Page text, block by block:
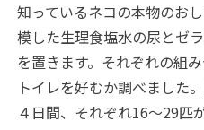
知っているネコの本物のお
模した生理食塩水の尿とゼ
を置きます。それぞれの組
トイレを好むか調べました
４日間、それぞれ16～29匹